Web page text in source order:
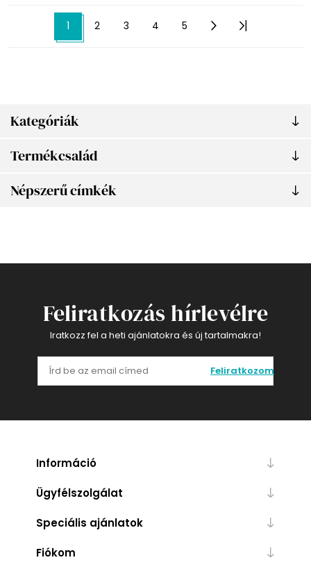
Kategóriák
Termékcsalád
Népszerű címkék
1 2 3 4 5
Feliratkozás hírlevélre
Iratkozz fel a heti ajánlatokra és új tartalmakra!
Feliratkozom
Információ
Ügyfélszolgálat
Speciális ajánlatok
Fiókom